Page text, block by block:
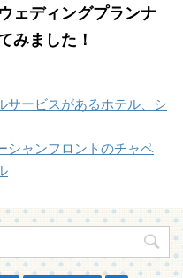
ェディングプランナ
みました！
サービスがあるホテル、シ
シャンフロントのチャペ